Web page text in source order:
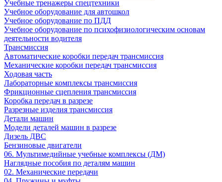
Учебные тренажеры спецтехники
Учебное оборудование для автошкол
Учебное оборудование по ПДД
Учебное оборудование по психофизиологическим основам
деятельности водителя
Трансмиссия
Автоматические коробки передач трансмиссия
Механические коробки передач трансмиссия
Ходовая часть
Лабораторные комплексы трансмиссия
Фрикционные сцепления трансмиссия
Коробка передач в разрезе
Разрезные изделия трансмиссия
Детали машин
Модели деталей машин в разрезе
Дизель ДВС
Бензиновые двигатели
06. Мультимедийные учебные комплексы (ДМ)
Наглядные пособия по деталям машин
02. Механические передачи